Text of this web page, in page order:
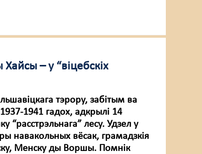
– у “віцебскіх
тэрору, забітым ва
1941 гадох, адкрылі 14
“расстрэльнага” лесу. Удзел у
навакольных вёсак, грамадзкія
Менску ды Воршы. Помнік